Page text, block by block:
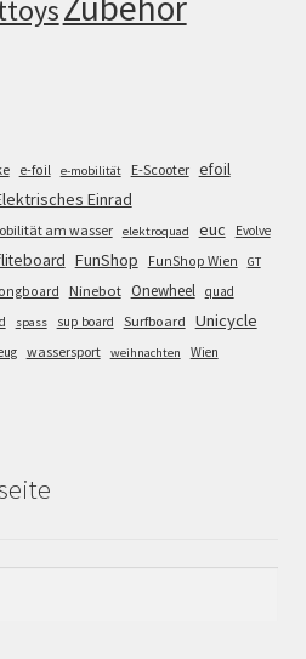
e-foil e-mobilität E-Scooter efoil
Einrad
am wasser elektroquad euc
Evolve
FunShop FunShop Wien GT
Ninebot Onewheel quad
spass sup board Surfboard Unicycle
wassersport weihnachten
Wien